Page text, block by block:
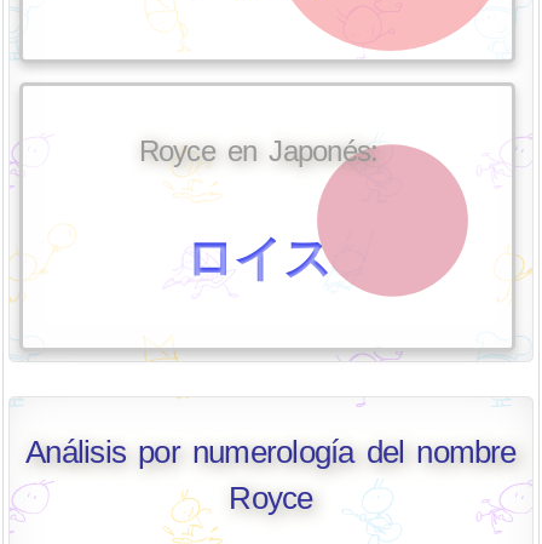
Royce en Japonés:
ロイス
Análisis por numerología del nombre
Royce